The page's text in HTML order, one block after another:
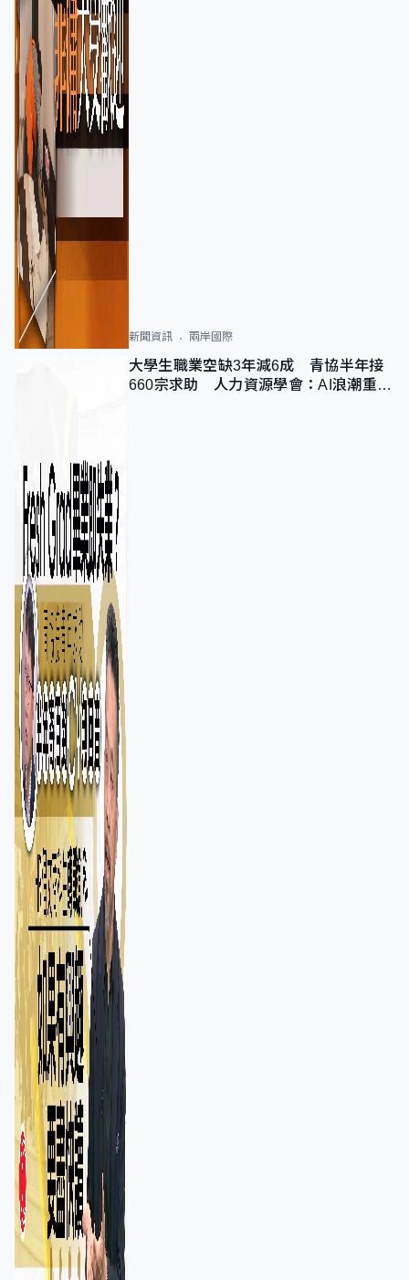
新聞資訊 兩岸國際
大學生職業空缺3年減6成 青協半年接
660宗求助 人力資源學會：AI浪潮重整